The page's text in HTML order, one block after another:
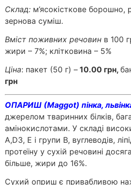
Склад: м’ясокісткове борошно,
зернова суміш.
Вміст поживних речовин в 100
жири – 7%; клітковина – 5%
Ціна: пакет (50 г) – 10.00 грн,
грн
ОПАРИШ (Maggot) пінка,
джерелом тваринних білків,
амінокислотами. У складі
A,D3, E і групи В, вуглеводів,
протеїну у сухій речовині
більше, жири до 16%.
Сухий оприш є привабливою